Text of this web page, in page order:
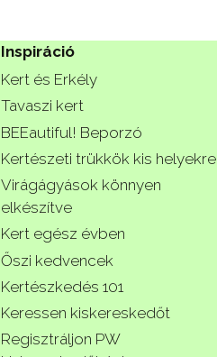
Inspiráció
Kert és Erkély
Tavaszi kert
BEEautiful! Beporzó
Kertészeti trükkök kis helyekre
Virágágyások könnyen
elkészítve
Kert egész évben
Őszi kedvencek
Kertészkedés 101
Keressen kiskereskedőt
Regisztráljon PW